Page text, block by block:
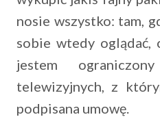
nosie wszystko: tam,
sobie wtedy oglądać,
jestem
telewizyjnych, z
podpisana umowę.